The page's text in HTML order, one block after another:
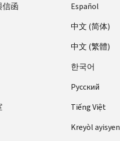
信函
Español
中文 (简体)
中文 (繁體)
한국어
Pусский
Tiếng Việt
Kreyòl ayisyen